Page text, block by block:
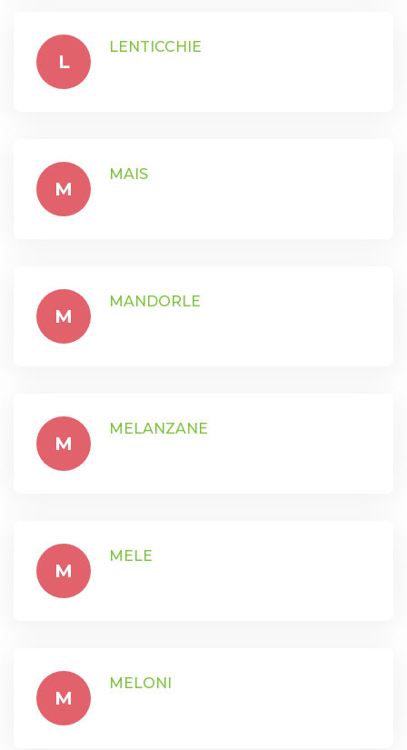
L
LENTICCHIE
M
MAIS
M
MANDORLE
M
MELANZANE
M
MELE
M
MELONI